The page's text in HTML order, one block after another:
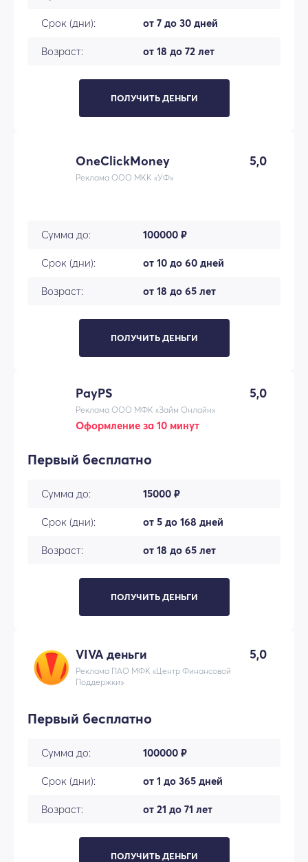
Срок (дни): от 7 до 30 дней
Возраст: от 18 до 72 лет
ПОЛУЧИТЬ ДЕНЬГИ
OneClickMoney 5,0
Реклама ООО МКК «УФ»
Сумма до: 100000 ₽
Срок (дни): от 10 до 60 дней
Возраст: от 18 до 65 лет
ПОЛУЧИТЬ ДЕНЬГИ
PayPS 5,0
Реклама ООО МФК «Займ Онлайн»
Оформление за 10 минут
Первый бесплатно
Сумма до: 15000 ₽
Срок (дни): от 5 до 168 дней
Возраст: от 18 до 65 лет
ПОЛУЧИТЬ ДЕНЬГИ
VIVA деньги 5,0
Реклама ПАО МФК «Центр Финансовой
Поддержки»
Первый бесплатно
Сумма до: 100000 ₽
Срок (дни): от 1 до 365 дней
Возраст: от 21 до 71 лет
ПОЛУЧИТЬ ДЕНЬГИ